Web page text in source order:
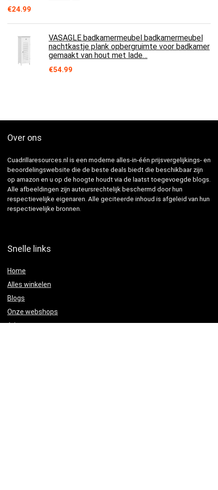
€24.99
VASAGLE badkamermeubel badkamermeubel
nachtkastje plank opbergruimte voor badkamer
gemaakt van hout met lade…
€54.99
Over ons
Cuadrillaresources.nl is een moderne alles-in-één prijsvergelijkings- en
beoordelingswebsite die de beste deals biedt die beschikbaar zijn
op amazon en u op de hoogte houdt via de laatst toegevoegde blogs.
Alle afbeeldingen zijn auteursrechtelijk beschermd door hun
respectievelijke eigenaren. Alle geciteerde inhoud is afgeleid van hun
respectievelijke bronnen.
Snelle links
Home
Alles winkelen
Blogs
Onze webshops
Adverteren